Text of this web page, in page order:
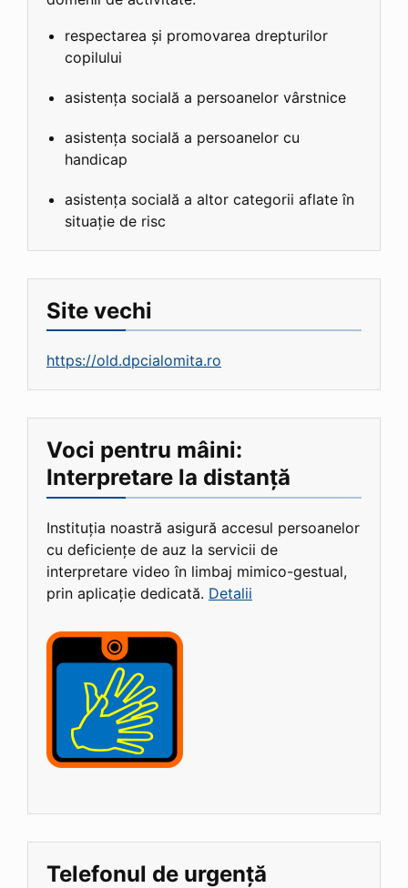
respectarea și promovarea drepturilor
copilului
asistența socială a persoanelor vârstnice
asistența socială a persoanelor cu
handicap
asistența socială a altor categorii aflate în
situație de risc
Site vechi
https://old.dpcialomita.ro
Voci pentru mâini:
Interpretare la distanță
Instituția noastră asigură accesul persoanelor
cu deficiențe de auz la servicii de
interpretare video în limbaj mimico-gestual,
prin aplicație dedicată. Detalii
Telefonul de urgență